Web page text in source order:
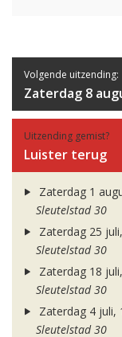
Volgende uitzending:
Zaterdag 8
Uitzending gemist?
Luister terug
Zaterdag 1
Sleutelstad 30
Zaterdag 25
Sleutelstad 30
Zaterdag 18
Sleutelstad 30
Zaterdag 4 juli,
Sleutelstad 30